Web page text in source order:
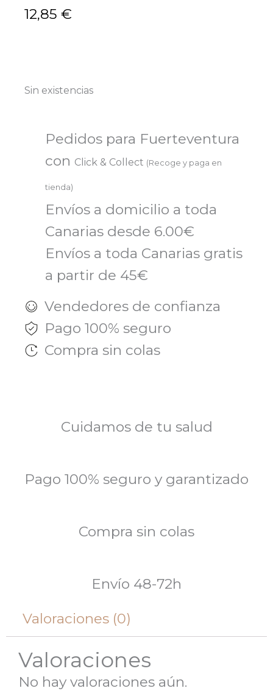
12,85 €
Sin existencias
Pedidos para Fuerteventura
con Click & Collect (Recoge y paga en
tienda)
Envíos a domicilio a toda
Canarias desde 6.00€
Envíos a toda Canarias gratis
a partir de 45€
Vendedores de confianza
Pago 100% seguro
Compra sin colas
Cuidamos de tu salud
Pago 100% seguro y garantizado
Compra sin colas
Envío 48-72h
Valoraciones (0)
Valoraciones
No hay valoraciones aún.